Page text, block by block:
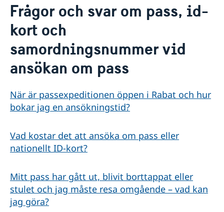
Om oss
Konsuler
Praktik på ambassaden
Lediga tjänster
Dataskyddspolicy (GDPR)
Så stöttar vi svenska företag
Vi är en resurs för svenska företag
Team Sweden
Så kan du få stöd
Svenska företag i Marocko
Anmäl handelshinder
Aktuellt
Frågor och svar om pass, id-
kort och
samordningsnummer vid
ansökan om pass
När är passexpeditionen öppen i Rabat och hur
bokar jag en ansökningstid?
Vad kostar det att ansöka om pass eller
nationellt ID-kort?
Mitt pass har gått ut, blivit borttappat eller
stulet och jag måste resa omgående – vad kan
jag göra?